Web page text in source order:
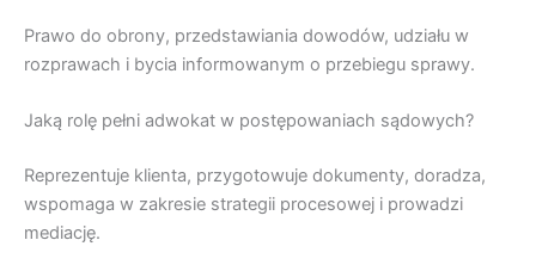
Prawo do obrony, przedstawiania dowodów, udziału w
rozprawach i bycia informowanym o przebiegu sprawy.
Jaką rolę pełni adwokat w postępowaniach sądowych?
Reprezentuje klienta, przygotowuje dokumenty, doradza,
wspomaga w zakresie strategii procesowej i prowadzi
mediację.